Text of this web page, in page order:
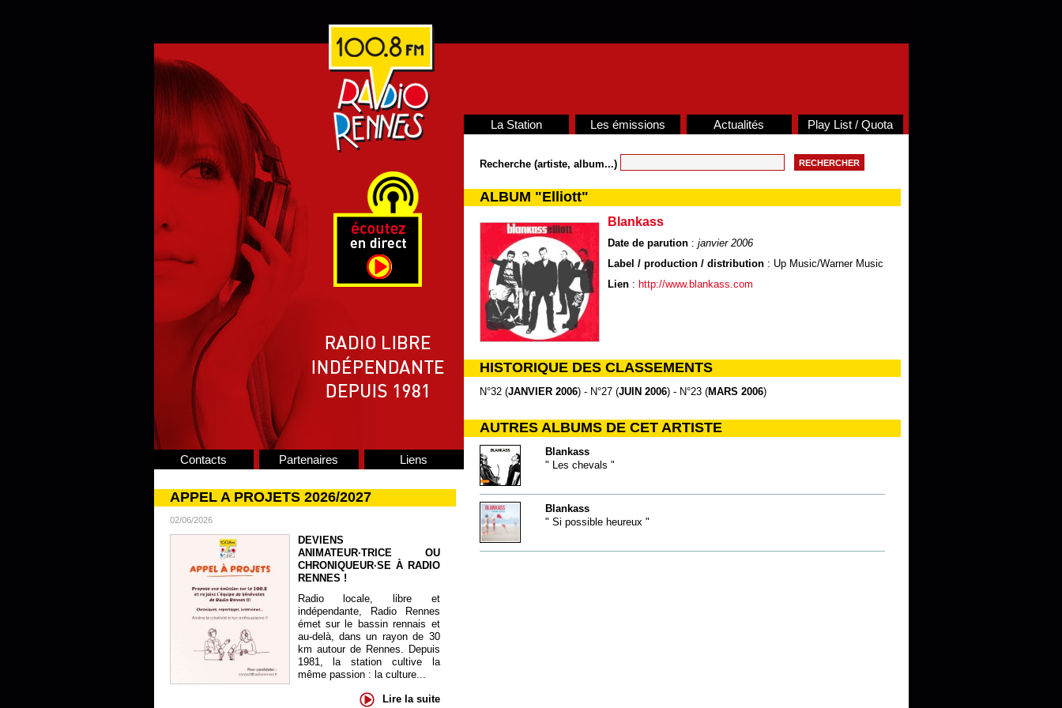
Contacts Partenaires Liens
APPEL A PROJETS 2026/2027
02/06/2026
DEVIENS
ANIMATEUR·TRICE OU
CHRONIQUEUR·SE À RADIO
RENNES !
Radio locale, libre et
indépendante, Radio Rennes
émet sur le bassin rennais et
au-delà, dans un rayon de 30
km autour de Rennes. Depuis
1981, la station cultive la
même passion : la culture...
Lire la suite
La Station Les émissions Actualités Play List / Quota
Recherche (artiste, album...)
ALBUM "Elliott"
Blankass
Date de parution: janvier 2006
Label / production / distribution: Up Music/Warner Music
Lien: http://www.blankass.com
HISTORIQUE DES CLASSEMENTS
N°32 (JANVIER 2006) - N°27 (JUIN 2006) - N°23 (MARS 2006)
AUTRES ALBUMS DE CET ARTISTE
Blankass
" Les chevals "
Blankass
" Si possible heureux "